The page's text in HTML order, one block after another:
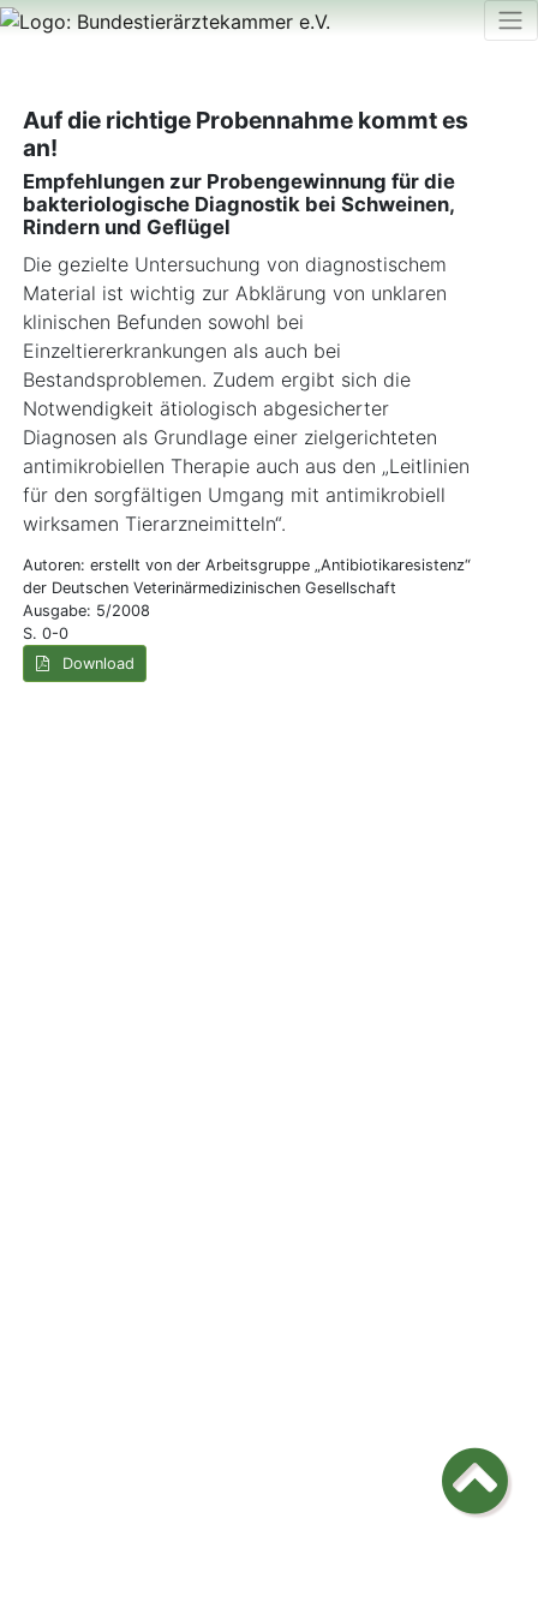
Auf die richtige Probennahme kommt es
an!
Empfehlungen zur Probengewinnung für die
bakteriologische Diagnostik bei Schweinen,
Rindern und Geflügel
Die gezielte Untersuchung von diagnostischem
Material ist wichtig zur Abklärung von unklaren
klinischen Befunden sowohl bei
Einzeltiererkrankungen als auch bei
Bestandsproblemen. Zudem ergibt sich die
Notwendigkeit ätiologisch abgesicherter
Diagnosen als Grundlage einer zielgerichteten
antimikrobiellen Therapie auch aus den „Leitlinien
für den sorgfältigen Umgang mit antimikrobiell
wirksamen Tierarzneimitteln“.
Autoren: erstellt von der Arbeitsgruppe „Antibiotikaresistenz“
der Deutschen Veterinärmedizinischen Gesellschaft
Ausgabe: 5/2008
S. 0-0
Download